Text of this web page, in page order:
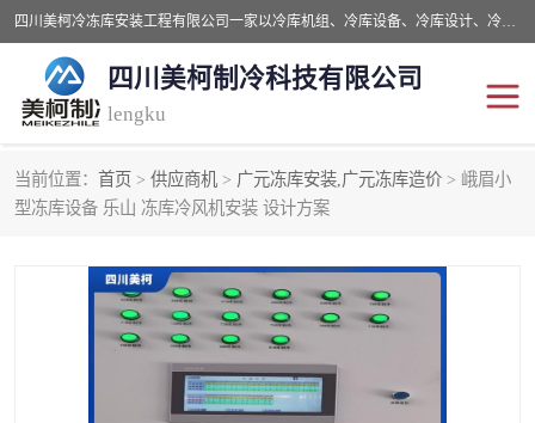
四川美柯冷冻库安装工程有限公司一家以冷库机组、冷库设备、冷库设计、冷冻库设备销售、冷库安装、冻库安装价格及技术服务为一体的综合企业，咨询热线：同等设备材料优惠10% 。公司各种类型安装组合式冷库、冷冻库、冷藏库、气调保鲜库、并提供成套设备供应、安装与调试、维护与维修、技术咨询、操作维修人员技术培训等
四川美柯制冷科技有限公司
lengku
当前位置： 首页 > 供应商机 > 广元冻库安装,广元冻库造价 > 峨眉小
型冻库设备 乐山 冻库冷风机安装 设计方案
冷库安装，冷库价格 四川冷库，四川冻库安装
成都冻库，成都冻库价格 绵阳冻库,绵阳保鲜冷库
德阳冻库安装，德阳冷库 广元冻库安装,广元冻库造
价
南充冻库设计,南充冻库安 遂宁冻库